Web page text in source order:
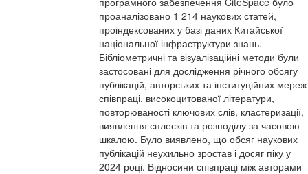
проаналізовано 1 214 наукових статей,
проіндексованих у базі даних Китайської
національної інфраструктури знань.
Бібліометричні та візуалізаційні методи були
застосовані для дослідження річного обсягу
публікацій, авторських та інституційних мереж
співпраці, високоцитованої літератури,
повторюваності ключових слів, кластеризації,
виявлення сплесків та розподілу за часовою
шкалою. Було виявлено, що обсяг наукових
публікацій неухильно зростав і досяг піку у
2024 році. Відносини співпраці між авторами